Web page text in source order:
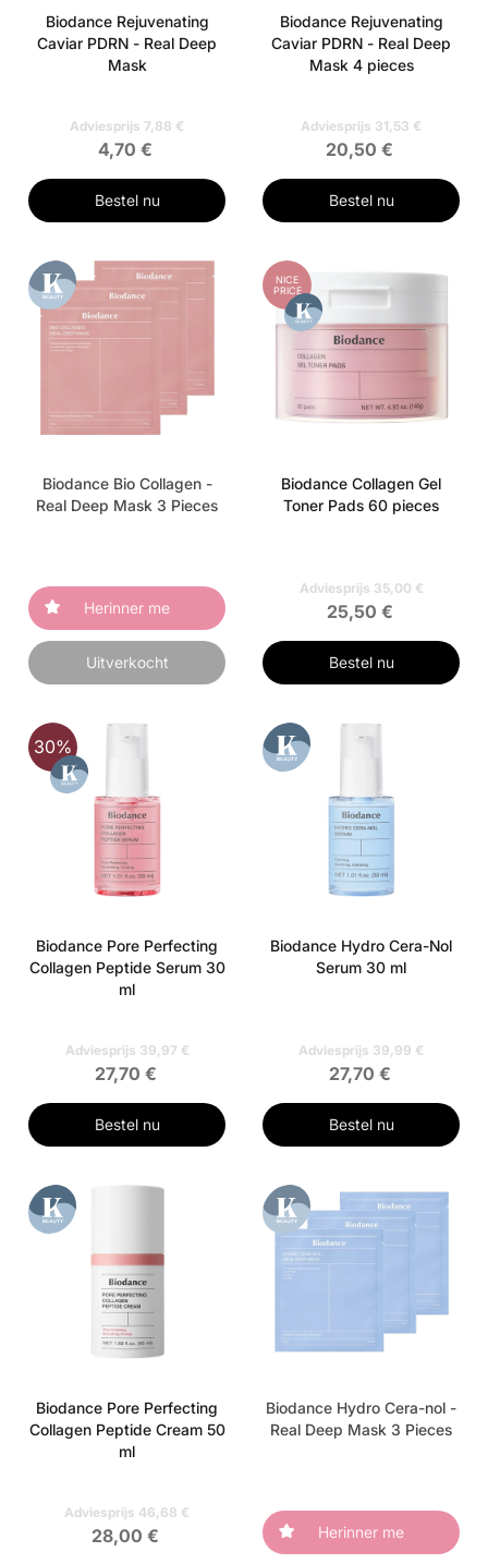
Biodance Rejuvenating
Caviar PDRN - Real Deep
Mask
Adviesprijs 7,88 €
4,70 €
Bestel nu
Biodance Rejuvenating
Caviar PDRN - Real Deep
Mask 4 pieces
Adviesprijs 31,53 €
20,50 €
Bestel nu
Biodance Bio Collagen -
Real Deep Mask 3 Pieces
Herinner me
Uitverkocht
NICE
PRICE
Biodance Collagen Gel
Toner Pads 60 pieces
Adviesprijs 35,00 €
25,50 €
Bestel nu
30%
Biodance Pore Perfecting
Collagen Peptide Serum 30
ml
Adviesprijs 39,97 €
27,70 €
Bestel nu
Biodance Hydro Cera-Nol
Serum 30 ml
Adviesprijs 39,99 €
27,70 €
Bestel nu
Biodance Pore Perfecting
Collagen Peptide Cream 50
ml
Adviesprijs 46,68 €
28,00 €
Biodance Hydro Cera-nol -
Real Deep Mask 3 Pieces
Herinner me